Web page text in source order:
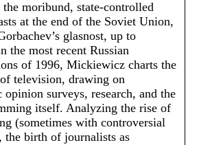
moribund, state-controlled
at the end of the Soviet Union,
glasnost, up to
the most recent Russian
of 1996, Mickiewicz charts the
television, drawing on
surveys, research, and the
itself. Analyzing the rise of
(sometimes with controversial
the birth of journalists as